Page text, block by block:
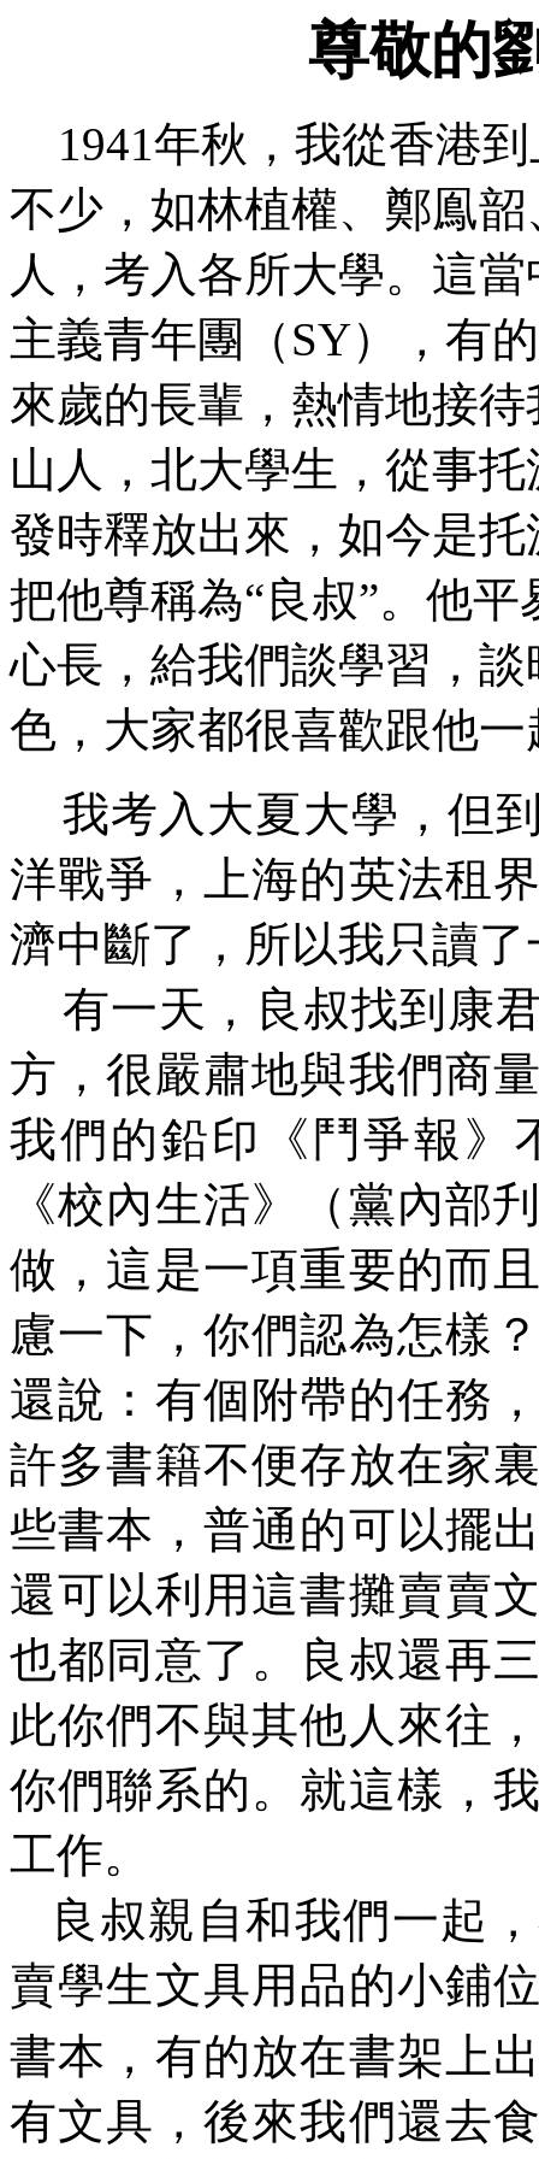
尊敬的
1941年秋，我從香港
不少，如林植權、鄭鳯韶
人，考入各所大學。這
主義青年團（SY），有
來歲的長輩，熱情地接
山人，北大學生，從事
發時釋放出來，如今是
把他尊稱為“良叔”。他
心長，給我們談學習，
色，大家都很喜歡跟他一
我考入大夏大學，但
洋戰爭，上海的英法租
濟中斷了，所以我只讀
有一天，良叔找到康
方，很嚴肅地與我們商
我們的鉛印《鬥爭報》
《校內生活》（黨內部
做，這是一項重要的而
慮一下，你們認為怎樣
還說：有個附帶的任務
許多書籍不便存放在家
些書本，普通的可以擺
還可以利用這書攤賣賣
也都同意了。良叔還再
此你們不與其他人來往
你們聯系的。就這樣，
工作。
良叔親自和我們一起
賣學生文具用品的小鋪
書本，有的放在書架上
有文具，後來我們還去